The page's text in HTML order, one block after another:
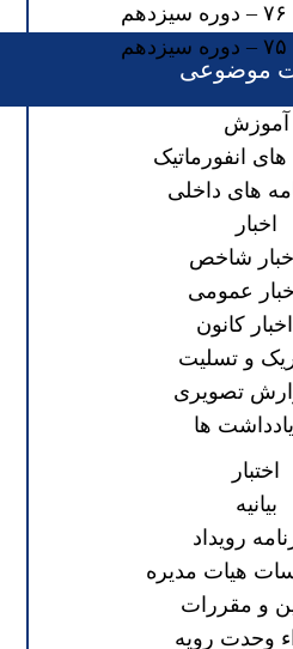
موضوعی
آموزش
انفورماتیک
های داخلی
اخبار
اخبار شاخص
اخبار عمومی
اخبار کانون
و تسلیت
تصویری
یادداشت ها
اختبار
بیانیه
رویداد
هیات مدیره
و مقررات
وحدت رویه